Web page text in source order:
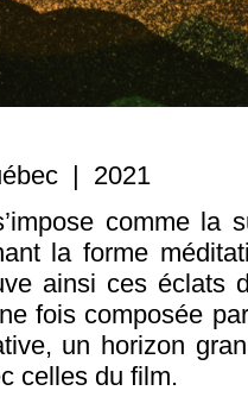
| 2021
comme la
la forme
ainsi ces éclats
fois composée
un horizon
celles du film.